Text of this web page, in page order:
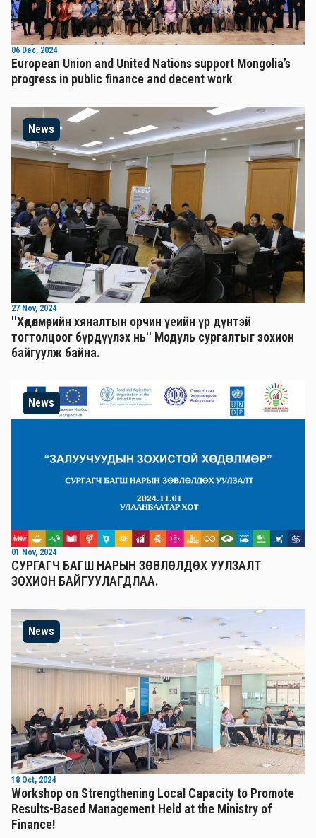
06 Dec, 2024
European Union and United Nations support Mongolia’s
progress in public finance and decent work
News
27 Nov, 2024
''Хөдөлмөрийн хяналтын орчин үеийн үр дүнтэй
тогтолцоог бүрдүүлэх нь'' Mодуль сургалтыг зохион
байгуулж байна.
News
01 Nov, 2024
СУРГАГЧ БАГШ НАРЫН ЗӨВЛӨЛДӨХ УУЛЗАЛТ
ЗОХИОН БАЙГУУЛАГДЛАА.
News
18 Oct, 2024
Workshop on Strengthening Local Capacity to Promote
Results-Based Management Held at the Ministry of
Finance!